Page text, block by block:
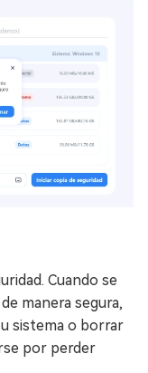
Cuando se
manera segura,
sistema o borrar
por perder